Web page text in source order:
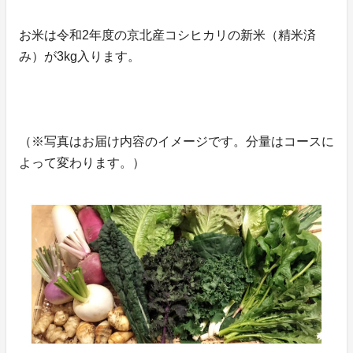
お米は令和2年度の京北産コシヒカリの新米（精米済
み）が3kg入ります。
（※写真はお届け内容のイメージです。分量はコースに
よって変わります。）